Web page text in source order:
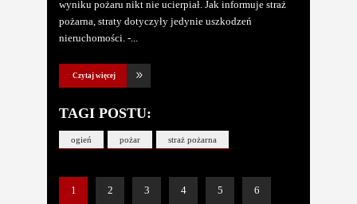
wyniku pożaru nikt nie ucierpiał. Jak informuje straż
pożarna, straty dotyczyły jedynie uszkodzeń
nieruchomości. -
Czytaj więcej
TAGI POSTU:
ogień pożar straż pożarna
1 2 3 4 5 6